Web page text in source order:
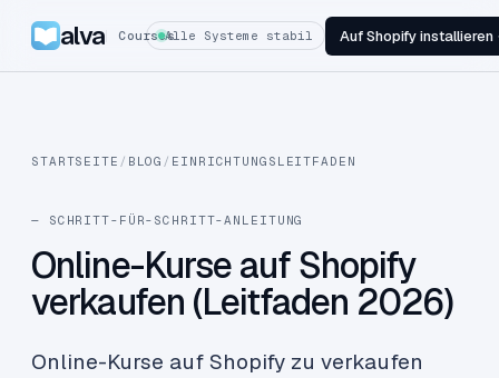
alva CoursesAlle Systeme stabil Auf Shopify
STARTSEITE / BLOG / EINRICHTUNGSLEITFADEN
— SCHRITT-FÜR-SCHRITT-ANLEITUNG
Online-Kurse auf Shopify
verkaufen (Leitfaden 2026)
Online-Kurse auf Shopify zu verkaufen